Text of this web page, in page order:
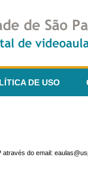
DE USO
do email: